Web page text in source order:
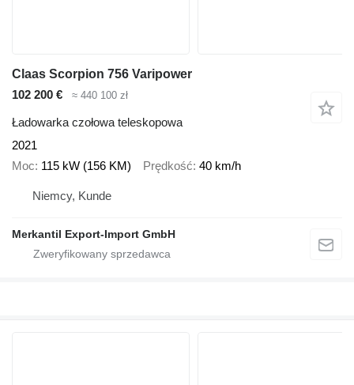
Claas Scorpion 756 Varipower
102 200 €
≈ 440 100 zł
Ładowarka czołowa teleskopowa
2021
Moc 115 kW (156 KM) Prędkość 40 km/h
Niemcy, Kunde
Merkantil Export-Import GmbH